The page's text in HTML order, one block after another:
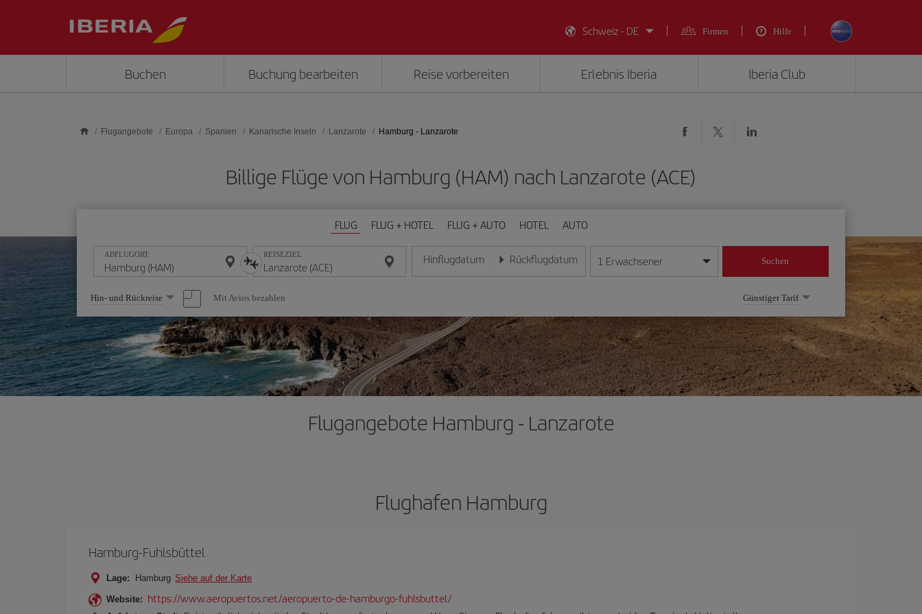
Schweiz - DE
Firmen Hilfe
Buchen Buchung bearbeiten Reise vorbereiten Erlebnis Iberia Iberia Club
Flugangebote Europa Spanien Kanarische Inseln Lanzarote Hamburg - Lanzarote
Billige Flüge von Hamburg (HAM) nach Lanzarote (ACE)
FLUG FLUG + HOTEL FLUG + AUTO HOTEL AUTO
ABFLUGORT REISEZIEL Hinflugdatum
Geben Sie das Datum im Format Tag/Monat/Jahr ein
Rückflugdatum
Geben Sie das Datum im Format Tag/Monat/Jahr ein
1 Erwachsener Suchen
Wählen
Sie
eine
Option
Hin- und Rückreise Mit Avios bezahlen Günstiger Tarif
Flugangebote Hamburg - Lanzarote
Flughafen Hamburg
Hamburg-Fuhlsbüttel
Lage: Hamburg Siehe auf der Karte
Website: https://www.aeropuertos.net/aeropuerto-de-hamburgo-fuhlsbuttel/